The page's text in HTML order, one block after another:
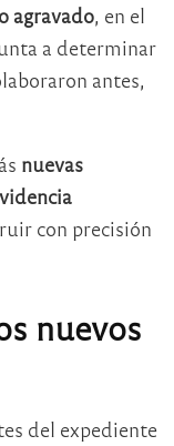
agravado, en el
a determinar
antes,
nuevas
con precisión
nuevos
del expediente